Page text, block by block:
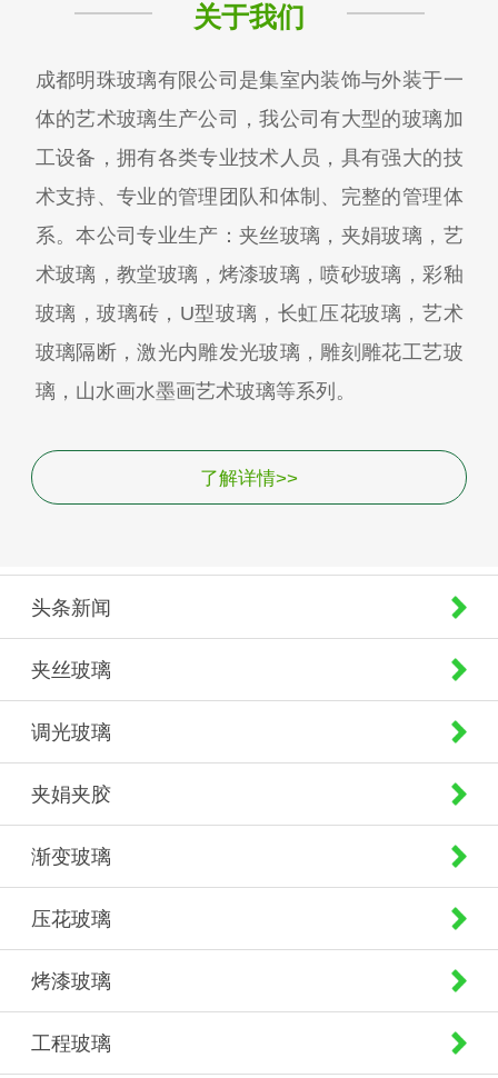
关于我们
成都明珠玻璃有限公司是集室内装饰与外装于一
体的艺术玻璃生产公司，我公司有大型的玻璃加
工设备，拥有各类专业技术人员，具有强大的技
术支持、专业的管理团队和体制、完整的管理体
系。本公司专业生产：夹丝玻璃，夹娟玻璃，艺
术玻璃，教堂玻璃，烤漆玻璃，喷砂玻璃，彩釉
玻璃，玻璃砖，U型玻璃，长虹压花玻璃，艺术
玻璃隔断，激光内雕发光玻璃，雕刻雕花工艺玻
璃，山水画水墨画艺术玻璃等系列。
了解详情>>
头条新闻
夹丝玻璃
调光玻璃
夹娟夹胶
渐变玻璃
压花玻璃
烤漆玻璃
工程玻璃